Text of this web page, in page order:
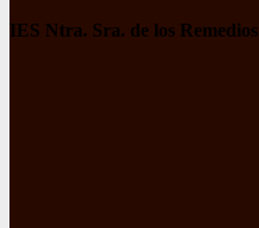
IES Ntra. Sra. de los Remedios